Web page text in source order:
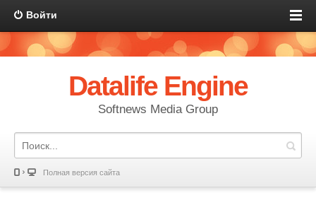
Войти
Datalife Engine
Softnews Media Group
Полная версия сайта